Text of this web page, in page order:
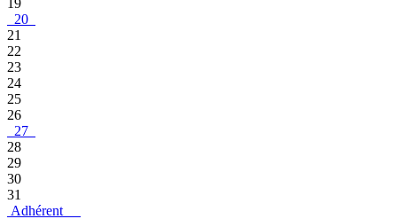
19
20
21
22
23
24
25
26
27
28
29
30
31
Adhérent